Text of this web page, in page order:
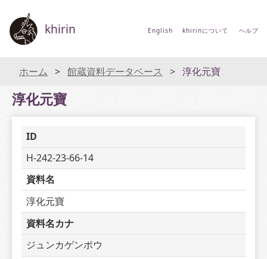
khirin English khirinについて ヘルプ
ホーム 館蔵資料データベース 淳化元寶
淳化元寶
ID
H-242-23-66-14
資料名
淳化元寶
資料名カナ
ジュンカゲンポウ